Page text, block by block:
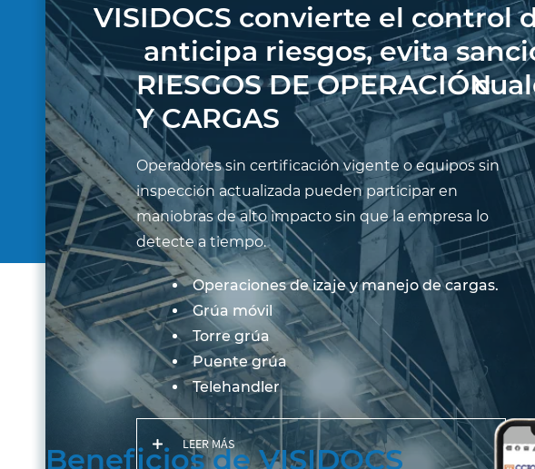
RIESGOS DE OPERACIÓN
Y CARGAS
Operadores sin certificación vigente o equipos sin
inspección actualizada pueden participar en
maniobras de alto impacto sin que la empresa lo
detecte a tiempo.
Operaciones de izaje y manejo de cargas.
Grúa móvil
Torre grúa
Puente grúa
Telehandler
LEER MÁS
VISIDOCS convierte el
anticipa riesgos, evita
Beneficios de VISIDOCS